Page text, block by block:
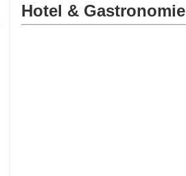
Hotel & Gastronomie